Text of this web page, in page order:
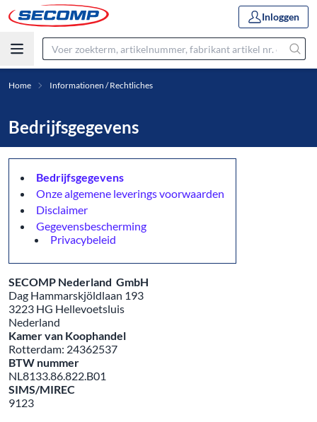
Inloggen
Home Informationen / Rechtliches
Bedrijfsgegevens
Bedrijfsgegevens
Onze algemene leverings voorwaarden
Disclaimer
Gegevensbescherming
Privacybeleid
SECOMP Nederland GmbH
Dag Hammarskjöldlaan 193
3223 HG Hellevoetsluis
Nederland
Kamer van Koophandel
Rotterdam: 24362537
BTW nummer
NL8133.86.822.B01
SIMS/MIREC
9123